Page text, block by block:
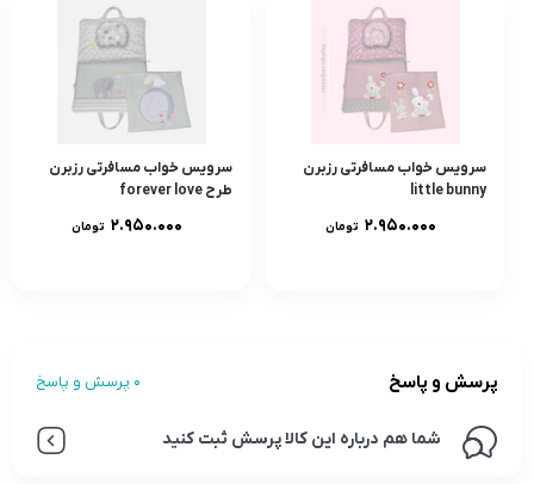
سرویس خواب مسافرتی رزبرن
little bunny
۲.۹۵۰.۰۰۰ تومان
سرویس خواب مسافرتی رزبرن
طرح forever love
۲.۹۵۰.۰۰۰ تومان
پرسش و پاسخ 0 پرسش و پاسخ
شما هم درباره این کالا پرسش ثبت کنید